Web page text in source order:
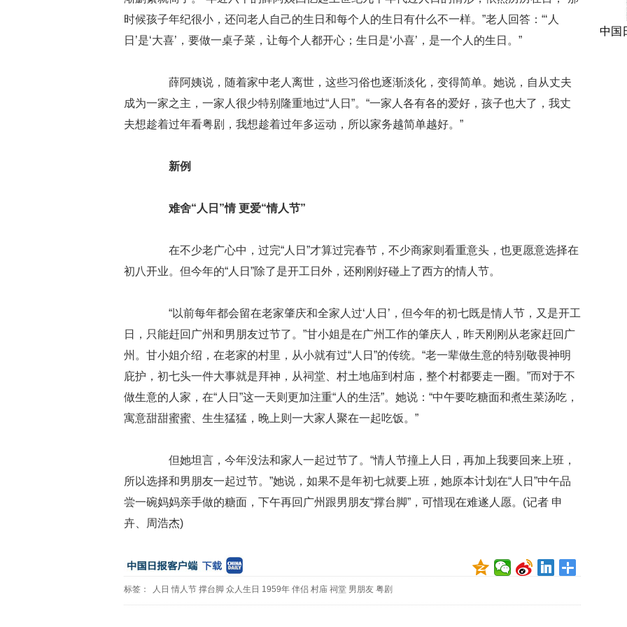
时候孩子年纪很小，还问老人自己的生日和每个人的生日有什么不一样。”老人回答：“‘人
日’是‘大喜’，要做一桌子菜，让每个人都开心；生日是‘小喜’，是一个人的生日。”
薛阿姨说，随着家中老人离世，这些习俗也逐渐淡化，变得简单。她说，自从丈夫
成为一家之主，一家人很少特别隆重地过“人日”。“一家人各有各的爱好，孩子也大了，我丈
夫想趁着过年看粤剧，我想趁着过年多运动，所以家务越简单越好。”
新例
难舍“人日”情 更爱“情人节”
在不少老广心中，过完“人日”才算过完春节，不少商家则看重意头，也更愿意选择在
初八开业。但今年的“人日”除了是开工日外，还刚刚好碰上了西方的情人节。
“以前每年都会留在老家肇庆和全家人过‘人日’，但今年的初七既是情人节，又是开工
日，只能赶回广州和男朋友过节了。”甘小姐是在广州工作的肇庆人，昨天刚刚从老家赶回广
州。甘小姐介绍，在老家的村里，从小就有过“人日”的传统。“老一辈做生意的特别敬畏神明
庇护，初七头一件大事就是拜神，从祠堂、村土地庙到村庙，整个村都要走一圈。”而对于不
做生意的人家，在“人日”这一天则更加注重“人的生活”。她说：“中午要吃糖面和煮生菜汤吃，
寓意甜甜蜜蜜、生生猛猛，晚上则一大家人聚在一起吃饭。”
但她坦言，今年没法和家人一起过节了。“情人节撞上人日，再加上我要回来上班，
所以选择和男朋友一起过节。”她说，如果不是年初七就要上班，她原本计划在“人日”中午品
尝一碗妈妈亲手做的糖面，下午再回广州跟男朋友“撑台脚”，可惜现在难遂人愿。(记者 申
卉、周浩杰)
标签： 人日 情人节 撑台脚 众人生日 1959年 伴侣 村庙 祠堂 男朋友 粤剧
中国